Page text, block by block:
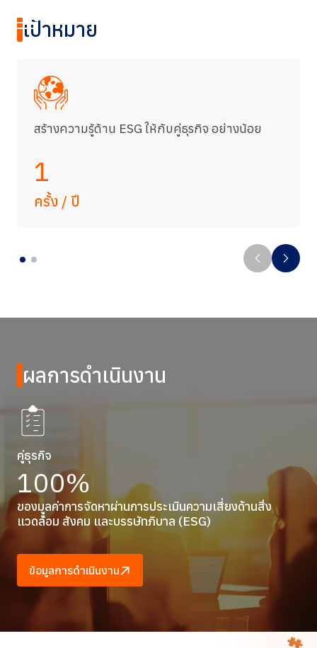
ความยั่งยืน
สังคม
การดำเนินการด้านความยั่งยืน
รางวัลด้านความยั่งยืน
การจัดการห่วงโซ่อุปทาน: ด้าน
สังคม
เป้าหมาย
สร้างความรู้ด้าน ESG ให้กับคู่ธุรกิจ อย่างน้อย
1
ครั้ง / ปี
ผลการดำเนินงาน
คู่ธุรกิจ
100%
ของมููลค่าการจัดหาผ่านการประเมินความเสี่ยงด้านสิ่ง
แวดล้อม สังคม และบรรษัทภิบาล (ESG)
ข้อมูลการดำเนินงาน